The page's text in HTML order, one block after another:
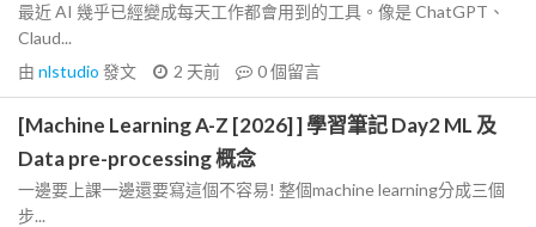
最近 AI 幾乎已經變成每天工作都會用到的工具。像是 ChatGPT、
Claud...
由 nlstudio 發文 2 天前 0個留言
[Machine Learning A-Z [2026] ] 學習筆記 Day2 ML 及
Data pre-processing 概念
一邊要上課一邊還要寫這個不容易! 整個machine learning分成三個
步...